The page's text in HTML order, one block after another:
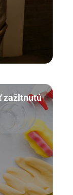
zažltnutú